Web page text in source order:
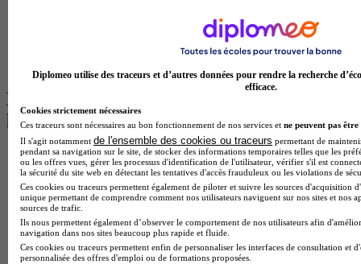
BTS Communication à Bordeaux
BTS Communication à Lyon
Les intitulés de diplôme par alternance
les plus recherchés
BTS Esf en alternance
BTS Dietetique en alternance
BTS Mco en alternance
BTS Pi en alternance
BTS Sp3s en alternance
Master CCA en alternance
BTS Ndrc en alternance
BTS Sam en alternance
Diplomeo utilise des traceurs et d’autres données pour rendre la recherche
efficace.
Cookies strictement nécessaires
Ces traceurs sont nécessaires au bon fonctionnement de nos services et ne peuvent pas être
Il s'agit notamment de l'ensemble des cookies ou traceurs permettant de
pendant sa navigation sur le site, de stocker des informations temporaires telles que les
ou les offres vues, gérer les processus d'identification de l'utilisateur, vérifier s'il est
la sécurité du site web en détectant les tentatives d'accès frauduleux ou les violations de
Ces cookies ou traceurs permettent également de piloter et suivre les sources d'acquisition
unique permettant de comprendre comment nos utilisateurs naviguent sur nos sites et nos
sources de trafic.
Ils nous permettent également d’observer le comportement de nos utilisateurs afin
navigation dans nos sites beaucoup plus rapide et fluide.
Ces cookies ou traceurs permettent enfin de personnaliser les interfaces de consultation et
personnalisée des offres d'emploi ou de formations proposées.